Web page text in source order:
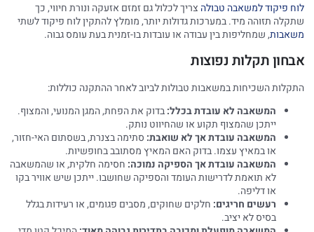
לוח פיקוד למשאבה טבולה צריך לכלול גם זמזם אזעקה ונורת חיווי, כך
שתקלה תזוהה מיד. במערכות גדולות יותר, מומלץ להתקין לוח פיקוד לשתי
משאבות, שמחליפות בין עבודה או עובדות בו-זמנית בעת עומס גבוה.
אבחון תקלות נפוצות
התקלות השכיחות במשאבות טבולות לביוב לאחר ההתקנה כוללות:
המשאבה לא עובדת בכלל:בדוק את הפחת, המגן המנועי, והמצוף.
ייתכן שהמצוף תקוע או שהחיווט נותק.
המשאבה עובדת אך לא שואבת: סתימה בצנרת, בשסתום האי-חזור,
או במאיץ עצמו. בדוק האם המאיץ מסתובב בחופשיות.
המשאבה עובדת אך הספיקה נמוכה: חסימה חלקית, או שהמשאבה
לא תואמת לדרישות העומד והספיקה שחושבו. ייתכן שיש אוויר בקו
או דליפה.
רעשים חריגים: חלקים שחוקים, מסבים פגומים, או רעידות בגלל
בסיס לא יציב.